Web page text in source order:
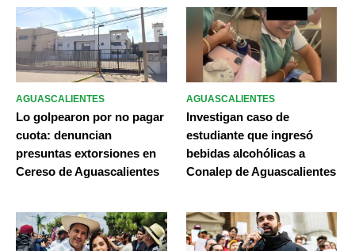
AGUASCALIENTES
Lo golpearon por no pagar
cuota: denuncian
presuntas extorsiones en
Cereso de Aguascalientes
AGUASCALIENTES
Investigan caso de
estudiante que ingresó
bebidas alcohólicas a
Conalep de Aguascalientes